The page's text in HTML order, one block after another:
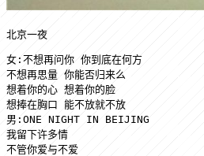
北京一夜
女:不想再问你 你到底在何方
不想再思量 你能否归来么
想着你的心 想着你的脸
想捧在胸口 能不放就不放
男:ONE NIGHT IN BEIJING
我留下许多情
不管你爱与不爱